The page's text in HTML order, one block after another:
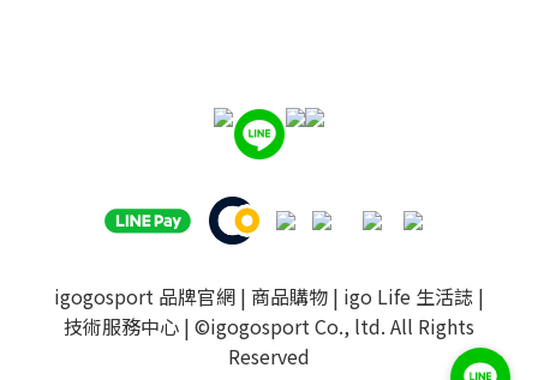
igogosport 品牌官網 | 商品購物 | igo Life 生活誌 |
技術服務中心 | ©igogosport Co., ltd. All Rights
Reserved